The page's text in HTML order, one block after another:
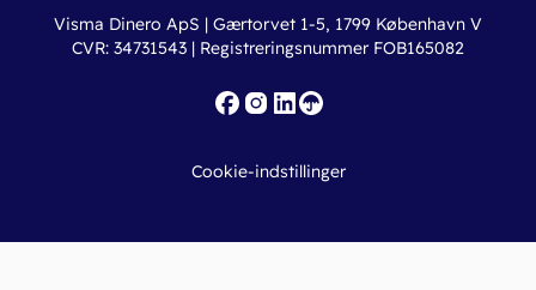
Erhvervslån
Fakturaskabeloner
Online regnskabskurser
Ny virksomhed
Iværksætterlegat
Visma Dinero ApS | Gærtorvet 1-5, 1799 København V
CVR: 34731543 | Registreringsnummer FOB165082
Cookie-indstillinger